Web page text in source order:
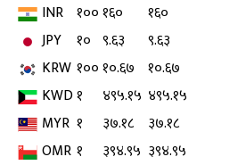
INR १००१६०
१६०
JPY
१० ९.६३
९.६३
KRW १००१०.६७ १०.६७
KWD१ ४९५.१५ ४९५.१५
MYR १ ३७.१८
३७.१८
OMR १ ३९४.९५ ३९४.९५